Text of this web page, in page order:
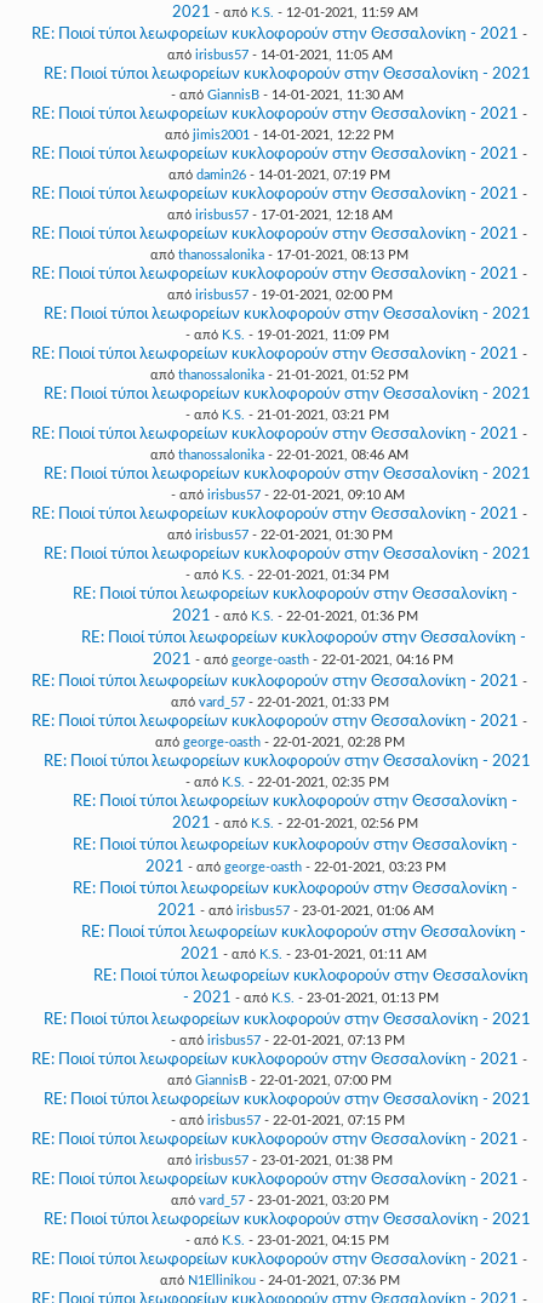
2021 - από K.S. - 12-01-2021, 11:59 AM
RE: Ποιοί τύποι λεωφορείων κυκλοφορούν στην Θεσσαλονίκη - 2021 -
από irisbus57- 14-01-2021, 11:05 AM
RE: Ποιοί τύποι λεωφορείων κυκλοφορούν στην Θεσσαλονίκη - 2021
- από GiannisB - 14-01-2021, 11:30 AM
RE: Ποιοί τύποι λεωφορείων κυκλοφορούν στην Θεσσαλονίκη - 2021 -
από jimis2001 - 14-01-2021, 12:22 PM
RE: Ποιοί τύποι λεωφορείων κυκλοφορούν στην Θεσσαλονίκη - 2021 -
από damin26 - 14-01-2021, 07:19 PM
RE: Ποιοί τύποι λεωφορείων κυκλοφορούν στην Θεσσαλονίκη - 2021 -
από irisbus57- 17-01-2021, 12:18 AM
RE: Ποιοί τύποι λεωφορείων κυκλοφορούν στην Θεσσαλονίκη - 2021 -
από thanossalonika - 17-01-2021, 08:13 PM
RE: Ποιοί τύποι λεωφορείων κυκλοφορούν στην Θεσσαλονίκη - 2021 -
από irisbus57- 19-01-2021, 02:00 PM
RE: Ποιοί τύποι λεωφορείων κυκλοφορούν στην Θεσσαλονίκη - 2021
- από K.S. - 19-01-2021, 11:09 PM
RE: Ποιοί τύποι λεωφορείων κυκλοφορούν στην Θεσσαλονίκη - 2021 -
από thanossalonika - 21-01-2021, 01:52 PM
RE: Ποιοί τύποι λεωφορείων κυκλοφορούν στην Θεσσαλονίκη - 2021
- από K.S. - 21-01-2021, 03:21 PM
RE: Ποιοί τύποι λεωφορείων κυκλοφορούν στην Θεσσαλονίκη - 2021 -
από thanossalonika - 22-01-2021, 08:46 AM
RE: Ποιοί τύποι λεωφορείων κυκλοφορούν στην Θεσσαλονίκη - 2021
- από irisbus57- 22-01-2021, 09:10 AM
RE: Ποιοί τύποι λεωφορείων κυκλοφορούν στην Θεσσαλονίκη - 2021 -
από irisbus57- 22-01-2021, 01:30 PM
RE: Ποιοί τύποι λεωφορείων κυκλοφορούν στην Θεσσαλονίκη - 2021
- από K.S. - 22-01-2021, 01:34 PM
RE: Ποιοί τύποι λεωφορείων κυκλοφορούν στην Θεσσαλονίκη -
2021 - από K.S. - 22-01-2021, 01:36 PM
RE: Ποιοί τύποι λεωφορείων κυκλοφορούν στην Θεσσαλονίκη -
2021 - από george-oasth - 22-01-2021, 04:16 PM
RE: Ποιοί τύποι λεωφορείων κυκλοφορούν στην Θεσσαλονίκη - 2021 -
από vard_57- 22-01-2021, 01:33 PM
RE: Ποιοί τύποι λεωφορείων κυκλοφορούν στην Θεσσαλονίκη - 2021 -
από george-oasth- 22-01-2021, 02:28 PM
RE: Ποιοί τύποι λεωφορείων κυκλοφορούν στην Θεσσαλονίκη - 2021
- από K.S. - 22-01-2021, 02:35 PM
RE: Ποιοί τύποι λεωφορείων κυκλοφορούν στην Θεσσαλονίκη -
2021 - από K.S. - 22-01-2021, 02:56 PM
RE: Ποιοί τύποι λεωφορείων κυκλοφορούν στην Θεσσαλονίκη -
2021 - από george-oasth- 22-01-2021, 03:23 PM
RE: Ποιοί τύποι λεωφορείων κυκλοφορούν στην Θεσσαλονίκη -
2021 - από irisbus57- 23-01-2021, 01:06 AM
RE: Ποιοί τύποι λεωφορείων κυκλοφορούν στην Θεσσαλονίκη -
2021 - από K.S. - 23-01-2021, 01:11 AM
RE: Ποιοί τύποι λεωφορείων κυκλοφορούν στην Θεσσαλονίκη
- 2021 - από K.S. - 23-01-2021, 01:13 PM
RE: Ποιοί τύποι λεωφορείων κυκλοφορούν στην Θεσσαλονίκη - 2021
- από irisbus57- 22-01-2021, 07:13 PM
RE: Ποιοί τύποι λεωφορείων κυκλοφορούν στην Θεσσαλονίκη - 2021 -
από GiannisB - 22-01-2021, 07:00 PM
RE: Ποιοί τύποι λεωφορείων κυκλοφορούν στην Θεσσαλονίκη - 2021
- από irisbus57- 22-01-2021, 07:15 PM
RE: Ποιοί τύποι λεωφορείων κυκλοφορούν στην Θεσσαλονίκη - 2021 -
από irisbus57- 23-01-2021, 01:38 PM
RE: Ποιοί τύποι λεωφορείων κυκλοφορούν στην Θεσσαλονίκη - 2021 -
από vard_57- 23-01-2021, 03:20 PM
RE: Ποιοί τύποι λεωφορείων κυκλοφορούν στην Θεσσαλονίκη - 2021
- από K.S. - 23-01-2021, 04:15 PM
RE: Ποιοί τύποι λεωφορείων κυκλοφορούν στην Θεσσαλονίκη - 2021 -
από N1Ellinikou- 24-01-2021, 07:36 PM
-